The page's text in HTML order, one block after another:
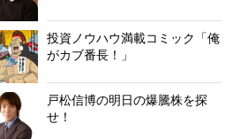
投資ノウハウ満載コミック「俺
がカブ番長！」
戸松信博の明日の爆騰株を探
せ！